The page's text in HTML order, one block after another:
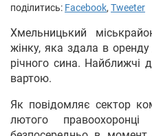
поділитись: Facebook, Tweeter
Хмельницький
жінку, яка здала в
річного сина. Найближчі
вартою.
Як повідомляє сектор
лютого